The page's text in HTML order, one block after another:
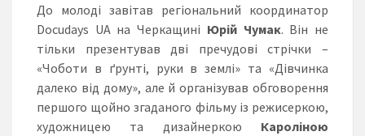
До молоді завітав регіональний координатор
Docudays UA на Черкащині Юрій Чумак. Він не
тільки презентував дві пречудові стрічки –
«Чоботи в ґрунті, руки в землі» та «Дівчинка
далеко від дому», але й організував обговорення
першого щойно згаданого фільму із режисеркою,
художницею та дизайнеркою Кароліною